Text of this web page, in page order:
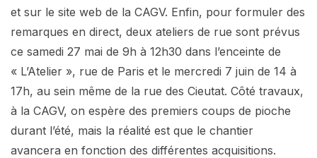
et sur le site web de la CAGV. Enfin, pour formuler des
remarques en direct, deux ateliers de rue sont prévus
ce samedi 27 mai de 9h à 12h30 dans l’enceinte de
« L’Atelier », rue de Paris et le mercredi 7 juin de 14 à
17h, au sein même de la rue des Cieutat. Côté travaux,
à la CAGV, on espère des premiers coups de pioche
durant l’été, mais la réalité est que le chantier
avancera en fonction des différentes acquisitions.